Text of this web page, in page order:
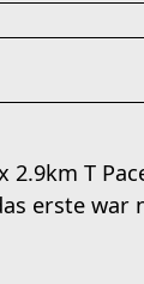
T
erste war